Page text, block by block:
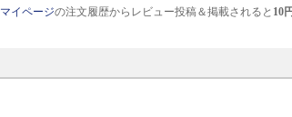
マイページの注文履歴からレビュー投稿＆掲載されると 10